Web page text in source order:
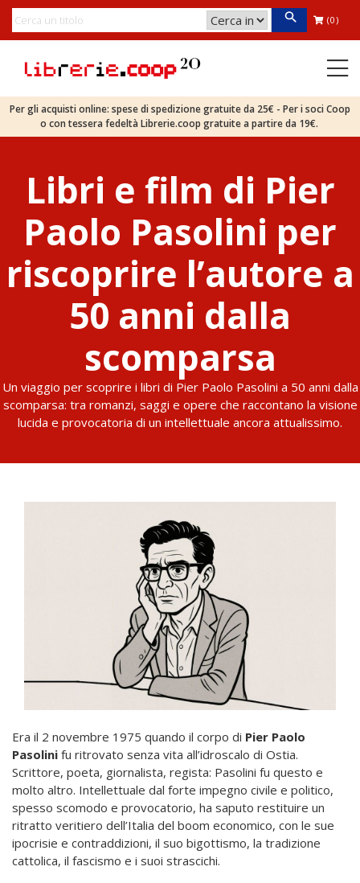
(0)
Per gli acquisti online: spese di spedizione gratuite da 25€ - Per i soci Coop
o con tessera fedeltà Librerie.coop gratuite a partire da 19€.
Libri e film di Pier
Paolo Pasolini per
riscoprire l’autore a
50 anni dalla
scomparsa
Un viaggio per scoprire i libri di Pier Paolo Pasolini a 50 anni dalla
scomparsa: tra romanzi, saggi e opere che raccontano la visione
lucida e provocatoria di un intellettuale ancora attualissimo.
Era il 2 novembre 1975 quando il corpo di Pier Paolo
Pasolini fu ritrovato senza vita all’idroscalo di Ostia.
Scrittore, poeta, giornalista, regista: Pasolini fu questo e
molto altro. Intellettuale dal forte impegno civile e politico,
spesso scomodo e provocatorio, ha saputo restituire un
ritratto veritiero dell’Italia del boom economico, con le sue
ipocrisie e contraddizioni, il suo bigottismo, la tradizione
cattolica, il fascismo e i suoi strascichi.